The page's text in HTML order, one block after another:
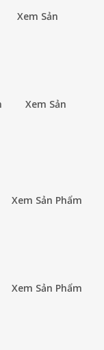
Xem Sản
Xem Sản
Xem Sản Phẩm
Xem Sản Phẩm